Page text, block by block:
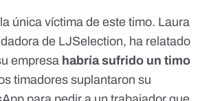
única víctima de este timo. Laura
de LJSelection, ha relatado
empresa habría sufrido un timo
timadores suplantaron su